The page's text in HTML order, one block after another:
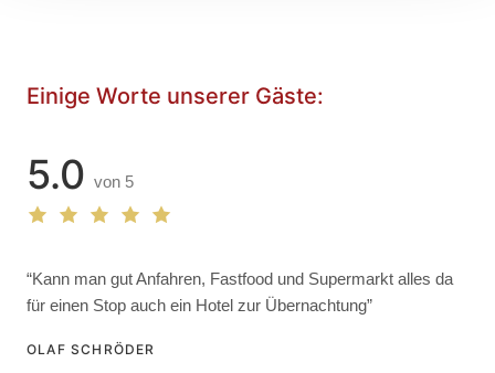
Einige Worte unserer Gäste:
5.0 von 5
“Kann man gut Anfahren, Fastfood und Supermarkt alles da
für einen Stop auch ein Hotel zur Übernachtung”
OLAF SCHRÖDER